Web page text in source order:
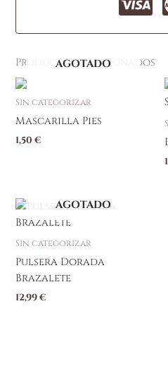
Productos relacionados
AGOTADO
Sin categorizar
Mascarilla Pies
1,50€
AGOTADO
Sin categorizar
Pulsera Dorada
Brazalete
12,99€